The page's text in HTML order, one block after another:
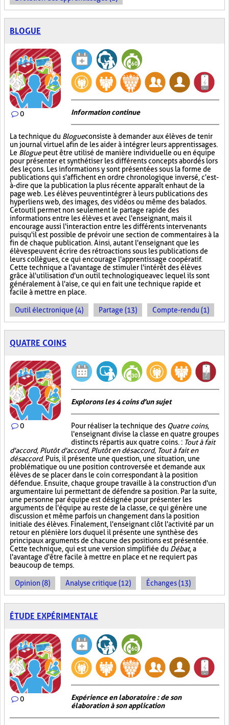
BLOGUE
0 Information continue
La technique du Blogueconsiste à demander aux élèves de tenir
un journal virtuel afin de les aider à intégrer leurs apprentissages.
Le Bloguepeut être utilisé de manière individuelle ou en équipe
pour présenter et synthétiser les différents concepts abordés lors
des leçons. Les informations y sont présentées sous la forme de
publications qui s'affichent en ordre chronologique inversé, c'est-
à-dire que la publication la plus récente apparaît en haut de la
page web. Les élèves peuvent intégrer à leurs publications des
hyperliens web, des images, des vidéos ou même des balados.
Cet outil permet non seulement le partage rapide des
informations entre les élèves et avec l'enseignant, mais il
encourage aussi l'interaction entre les différents intervenants
puisqu'il est possible de prévoir une section de commentaires à la
fin de chaque publication. Ainsi, autant l'enseignant que les
élèves peuvent écrire des rétroactions sous les publications de
leurs collègues, ce qui encourage l'apprentissage coopératif.
Cette technique a l'avantage de stimuler l'intérêt des élèves
grâce à l'utilisation d'un outil technologique avec lequel ils sont
généralement à l'aise, ce qui en fait une technique rapide et
facile à mettre en place.
Outil électronique (4) Partage (13) Compte-rendu (1)
QUATRE COINS
0
Explorons les 4 coins d'un sujet
Pour réaliser la technique des Quatre coins,
l'enseignant divise la classe en quatre groupes
distincts répartis aux quatre coins. : Tout à fait
d'accord, Plutôt d'accord, Plutôt en désaccord, Tout à fait en
désaccord. Puis, il présente une question, une situation, une
problématique ou une position controversée et demande aux
élèves de se placer dans le coin correspondant à la position
défendue. Ensuite, chaque groupe travaille à la construction d'un
argumentaire lui permettant de défendre sa position. Par la suite,
une personne par équipe est désignée pour présenter les
arguments de l'équipe au reste de la classe, ce qui génère une
discussion et même parfois un changement dans la position
initiale des élèves. Finalement, l'enseignant clôt l'activité par un
retour en plénière lors duquel il présente une synthèse des
principaux arguments de chacune des positions est présentée.
Cette technique, qui est une version simplifiée du Débat, a
l'avantage d'être facile à mettre en place et ne requiert pas
beaucoup de temps.
Opinion (8) Analyse critique (12) Échanges (13)
ÉTUDE EXPÉRIMENTALE
0
Expérience en laboratoire : de son
élaboration à son application